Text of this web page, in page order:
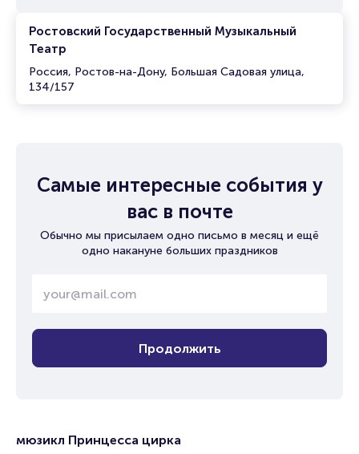
Ростовский Государственный Музыкальный
Театр
Россия, Ростов-на-Дону, Большая Садовая улица,
134/157
Самые интересные события у
вас в почте
Обычно мы присылаем одно письмо в месяц и ещё
одно накануне больших праздников
Продолжить
мюзикл Принцесса цирка